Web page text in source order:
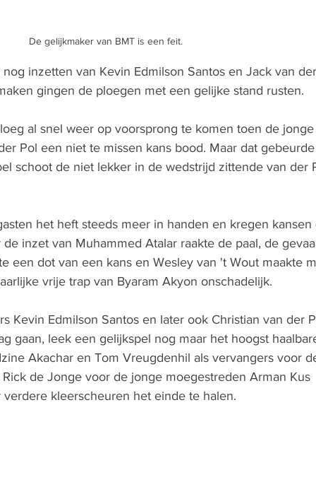
De gelijkmaker van BMT is een feit.
inzetten van Kevin Edmilson Santos en Jack van
gingen de ploegen met een gelijke stand rusten.
al snel weer op voorsprong te komen toen de
Pol een niet te missen kans bood. Maar dat
schoot de niet lekker in de wedstrijd zittende van der
het heft steeds meer in handen en kregen kansen
inzet van Muhammed Atalar raakte de paal, de
een dot van een kans en Wesley van 't Wout maakte
vrije trap van Byaram Akyon onschadelijk.
Kevin Edmilson Santos en later ook Christian van der
gaan, leek een gelijkspel nog maar het hoogst
Akachar en Tom Vreugdenhil als vervangers voor
de Jonge voor de jonge moegestreden Arman Kus
verdere kleerscheuren het einde te halen.